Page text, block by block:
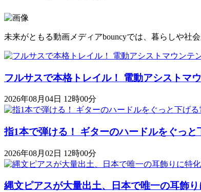
未来がともる動画メディアbouncyでは、暮らしや社
フルサスで本格トレイル！ 電動アシストマ
2026年08月04日 12時00分
指1本で弾ける！ ギターのハードルをぐっと
2026年08月02日 12時00分
縄文ピアスが大量出土、日本で唯一の耳飾